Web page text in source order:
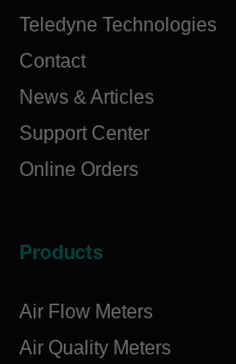
Teledyne Technologies
Contact
News & Articles
Support Center
Online Orders
Products
Air Flow Meters
Air Quality Meters